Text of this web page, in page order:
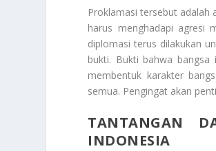
Proklamasi tersebut adalah
harus menghadapi agresi
diplomasi terus dilakukan
bukti. Bukti bahwa
membentuk karakter
semua. Pengingat akan
TANTANGAN
INDONESIA